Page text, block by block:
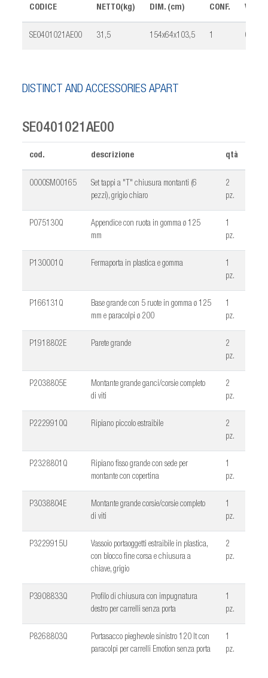
CODICE
NETTO(kg)
DIM. (cm) CONF.
SE0401021AE00 31,5 154x64x103,5 1 0,31
DISTINCT AND ACCESSORIES APART
SE0401021AE00
cod. descrizione qtà
0000SM00165
Set tappi a "T" chiusura montanti (6
pezzi), grigio chiaro
2
pz.
P075130Q
Appendice con ruota in gomma ø 125
mm
1
pz.
P130001Q Fermaporta in plastica e gomma
1
pz.
P166131Q
Base grande con 5 ruote in gomma ø 125
mm e paracolpi ø 200
1
pz.
P1918802E Parete grande
2
pz.
P2038805E
Montante grande ganci/corsie completo
di viti
2
pz.
P2229910Q Ripiano piccolo estraibile
2
pz.
P2328801Q
Ripiano fisso grande con sede per
montante con copertina
1
pz.
P3038804E
Montante grande corsie/corsie completo
di viti
1
pz.
P3229915U
Vassoio portaoggetti estraibile in plastica,
con blocco fine corsa e chiusura a
chiave, grigio
2
pz.
P3908833Q
Profilo di chiusura con impugnatura
destro per carrelli senza porta
1
pz.
P8268803Q
Portasacco pieghevole sinistro 120 lt con
paracolpi per carrelli Emotion senza porta
1
pz.